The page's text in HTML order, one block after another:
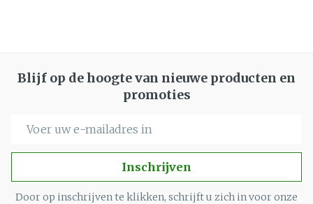
Blijf op de hoogte van nieuwe producten en
promoties
Inschrijven
Door op inschrijven te klikken, schrijft u zich in voor onze